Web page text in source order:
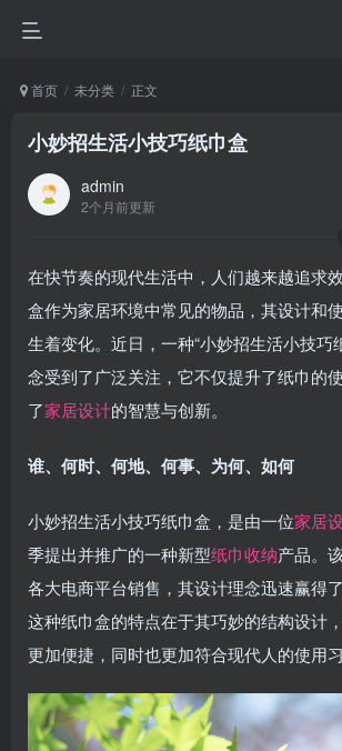
首页 未分类 正文
小妙招生活小技巧纸巾盒
admin
2个月前更新
在快节奏的现代生活中，人们越来越追求
盒作为家居环境中常见的物品，其设计和
生着变化。近日，一种“小妙招生活小技巧
念受到了广泛关注，它不仅提升了纸巾的
了家居设计的智慧与创新。
谁、何时、何地、何事、为何、如何
小妙招生活小技巧纸巾盒，是由一位家居
季提出并推广的一种新型纸巾收纳产品。
各大电商平台销售，其设计理念迅速赢得
这种纸巾盒的特点在于其巧妙的结构设计
更加便捷，同时也更加符合现代人的使用习